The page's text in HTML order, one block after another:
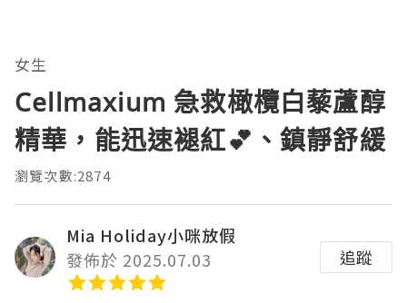
女生
Cellmaxium 急救橄欖白藜蘆醇
精華，能迅速褪紅💕、鎮靜舒緩
瀏覽次數:2874
Mia Holiday小咪放假
發佈於 2025.07.03
追蹤